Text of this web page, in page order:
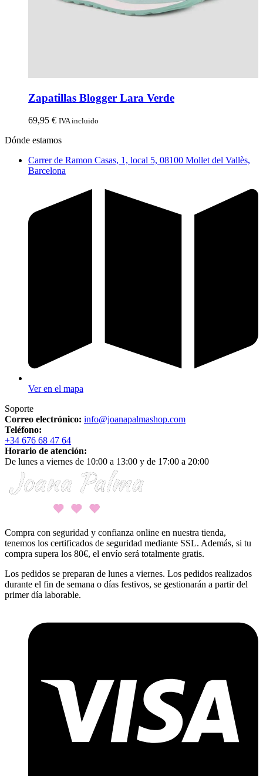
Zapatillas Blogger Lara Verde
69,95 € IVA incluido
Dónde estamos
Carrer de Ramon Casas, 1, local 5, 08100 Mollet del Vallès,
Barcelona
Ver en el mapa
Soporte
Correo electrónico: info@joanapalmashop.com
Teléfono:
+34 676 68 47 64
Horario de atención:
De lunes a viernes de 10:00 a 13:00 y de 17:00 a 20:00
Compra con seguridad y confianza online en nuestra tienda,
tenemos los certificados de seguridad mediante SSL. Además, si tu
compra supera los 80€, el envío será totalmente gratis.
Los pedidos se preparan de lunes a viernes. Los pedidos realizados
durante el fin de semana o días festivos, se gestionarán a partir del
primer día laborable.